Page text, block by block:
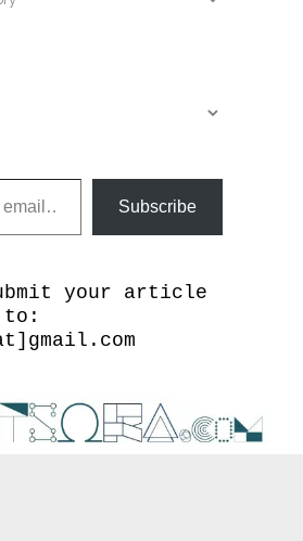
Subscribe
your article
to: